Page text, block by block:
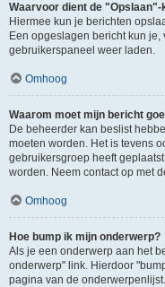
Waarvoor dient de
Hiermee kun je berichten
Een opgeslagen bericht kun
gebruikerspaneel weer laden.
Omhoog
Waarom moet mijn bericht
De beheerder kan beslist
moeten worden. Het is tevens
gebruikersgroep heeft
worden. Neem contact op met
Omhoog
Hoe bump ik mijn onderwerp?
Als je een onderwerp aan het
onderwerp" link. Hierdoor
pagina van de